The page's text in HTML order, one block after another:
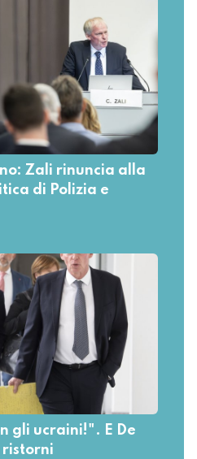
Zali rinuncia alla
di Polizia e
gli ucraini!". E De
ristorni